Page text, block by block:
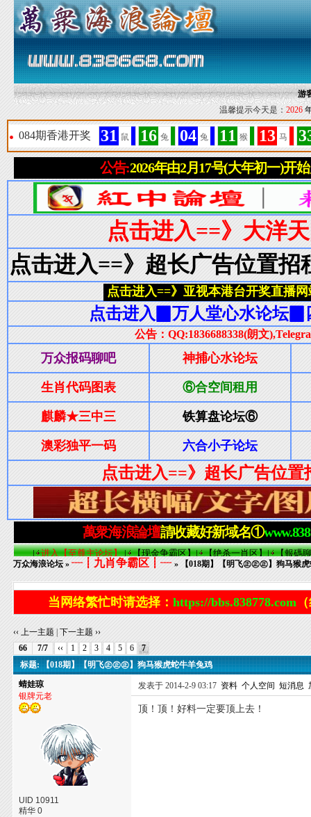
游
温馨提示今天是： 2026
万众海浪论坛 »┈┋九肖争霸区┋┈» 【018期】【明飞㊣㊣㊣】狗马猴
当网络繁忙时请选择： https://bbs.838778.com
‹‹ 上一主题 |下一主题 ››
66
7/7 ‹‹ 1 2 3 4 5 6
7
标题: 【018期】【明飞㊣㊣㊣】狗马猴虎蛇牛羊兔鸡
蜻娃琼
银牌元老
UID 10911
精华 0
发表于 2014-2-9 03:17 资料 个人空间 短消息
顶！顶！好料一定要顶上去！